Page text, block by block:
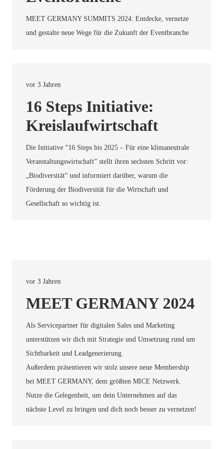
MEET GERMANY SUMMITS 2024: Entdecke, vernetze
und gestalte neue Wege für die Zukunft der Eventbranche
vor 3 Jahren
16 Steps Initiative:
Kreislaufwirtschaft
Die Initiative “16 Steps bis 2025 – Für eine klimaneutrale
Veranstaltungswirtschaft” stellt ihren sechsten Schritt vor:
„Biodiversität“ und informiert darüber, warum die
Förderung der Biodiversität für die Wirtschaft und
Gesellschaft so wichtig ist.
vor 3 Jahren
MEET GERMANY 2024
Als Servicepartner für digitalen Sales und Marketing
unterstützen wir dich mit Strategie und Umsetzung rund um
Sichtbarkeit und Leadgenerierung.
Außerdem präsentieren wir stolz unsere neue Membership
bei MEET GERMANY, dem größten MICE Netzwerk.
Nutze die Gelegenheit, um dein Unternehmen auf das
nächste Level zu bringen und dich noch besser zu vernetzen!